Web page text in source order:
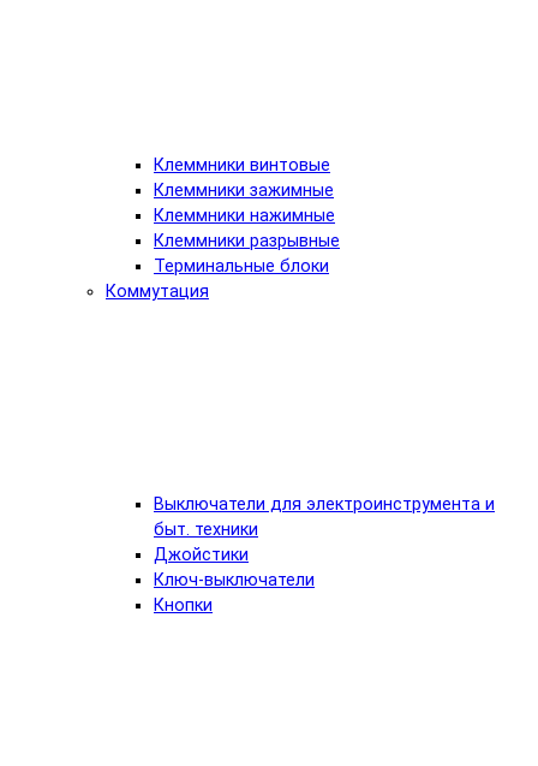
Клеммники винтовые
Клеммники зажимные
Клеммники нажимные
Клеммники разрывные
Терминальные блоки
Коммутация
Выключатели для электроинструмента и
быт. техники
Джойстики
Ключ-выключатели
Кнопки